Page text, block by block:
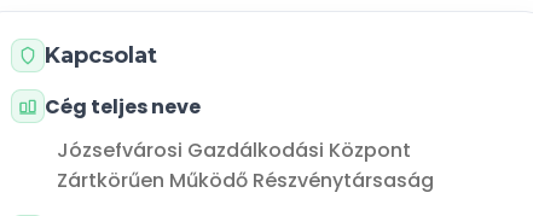
Kapcsolat
Cég teljes neve
Józsefvárosi Gazdálkodási Központ
Zártkörűen Működő Részvénytársaság